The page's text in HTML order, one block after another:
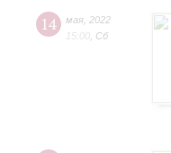
14 мая 2022
15:00 Сб